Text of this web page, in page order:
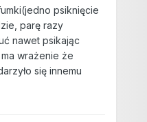
psiknięcie
parę razy
nawet psikając
wrażenie że
się innemu